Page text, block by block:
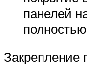
панелей
Закрепление